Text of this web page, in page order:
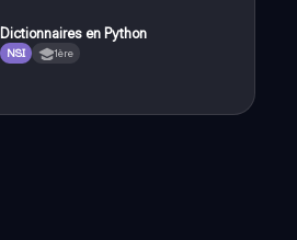
Dictionnaires en Python
NSI 1ère